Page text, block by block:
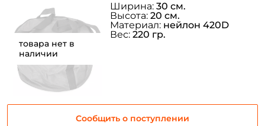
товара нет в
наличии
Сообщить о поступлении
Ширина: 30 см.
Высота: 20 см.
Материал: нейлон 420D
Вес: 220 гр.